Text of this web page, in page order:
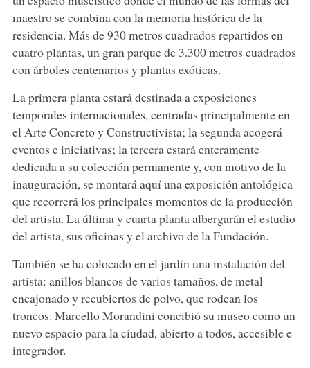
maestro se combina con la memoria histórica de la
residencia. Más de 930 metros cuadrados repartidos en
cuatro plantas, un gran parque de 3.300 metros cuadrados
con árboles centenarios y plantas exóticas.
La primera planta estará destinada a exposiciones
temporales internacionales, centradas principalmente en
el Arte Concreto y Constructivista; la segunda acogerá
eventos e iniciativas; la tercera estará enteramente
dedicada a su colección permanente y, con motivo de la
inauguración, se montará aquí una exposición antológica
que recorrerá los principales momentos de la producción
del artista. La última y cuarta planta albergarán el estudio
del artista, sus oficinas y el archivo de la Fundación.
También se ha colocado en el jardín una instalación del
artista: anillos blancos de varios tamaños, de metal
encajonado y recubiertos de polvo, que rodean los
troncos. Marcello Morandini concibió su museo como un
nuevo espacio para la ciudad, abierto a todos, accesible e
integrador.